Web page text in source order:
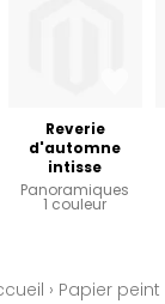
Reverie
d'automne
intisse
Panoramiques
1 couleur
› Papier peint